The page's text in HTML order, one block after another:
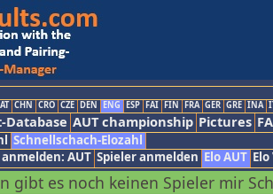
CHN CRO CZE DEN ENG ESP FAI FIN FRA GER GRE INA
Database AUT championship Pictures
Schnellschach-Elozahl
AUT Spieler anmelden Elo AUT
gibt es noch keinen Spieler mir